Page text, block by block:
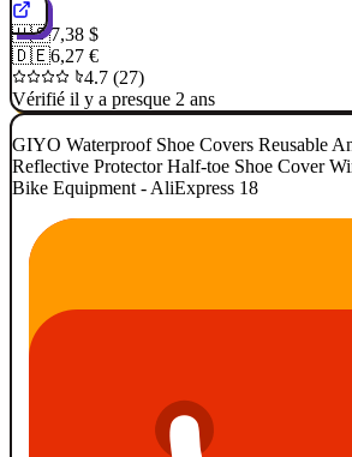
🇺🇸7,38 $
🇩🇪6,27 €
4.7 (27)
Vérifié il y a presque 2 ans
GIYO Waterproof Shoe Covers Reusable
Reflective Protector Half-toe Shoe Cover
Bike Equipment - AliExpress 18